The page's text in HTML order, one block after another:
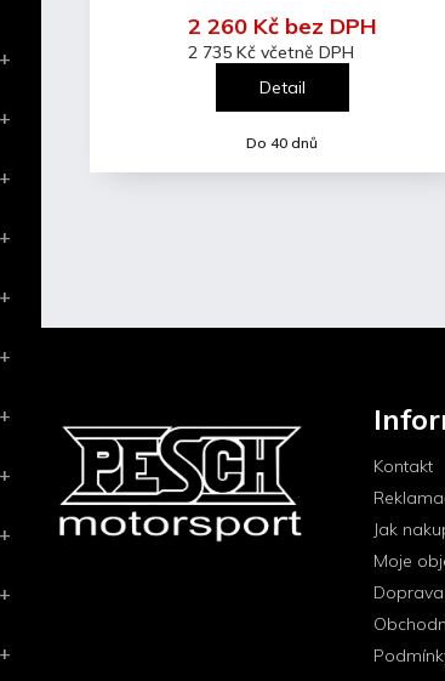
Do 40 dnů
2 735 Kč včetně DPH
2 260 Kč bez DPH
Detail
Kontakt
Jak
Moje